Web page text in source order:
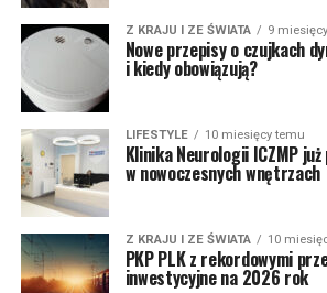
Z KRAJU I ZE ŚWIATA 9
Nowe przepisy o czujkach
i kiedy obowiązują?
LIFESTYLE 10 miesięcy temu
Klinika Neurologii ICZMP
w nowoczesnych wnętrzach
Z KRAJU I ZE ŚWIATA 10
PKP PLK z rekordowymi
inwestycyjne na 2026 rok